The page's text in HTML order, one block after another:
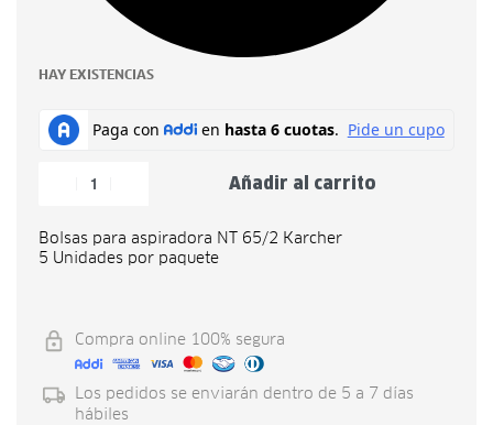
HAY EXISTENCIAS
Añadir al carrito
Bolsas para aspiradora NT 65/2 Karcher
5 Unidades por paquete
Compra online 100% segura
Los pedidos se enviarán dentro de 5 a 7 días
hábiles